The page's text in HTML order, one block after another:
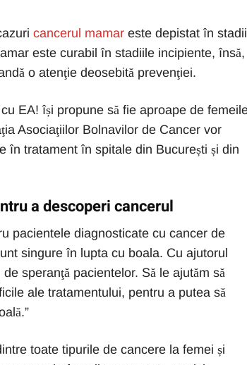
cancerul mamar este depistat în stadii
este curabil în stadiile incipiente, însă,
o atenţie deosebită prevenţiei.
EA! își propune să fie aproape de
Asociaţiilor Bolnavilor de Cancer vor
în tratament în spitale din București și din
a descoperi cancerul
pacientele diagnosticate cu cancer de
singure în lupta cu boala. Cu ajutorul
speranţă pacientelor. Să le ajutăm să
ale tratamentului, pentru a putea să
toate tipurile de cancere la femei și